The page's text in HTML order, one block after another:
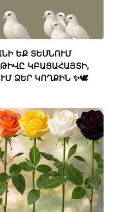
ԵՔ ՏԵՍՆՈՒՄ
ԿԲԱՑԱՀԱՅՏԻ,
ՁԵՐ ԿՈՂՔԻՆ ✨🕊️